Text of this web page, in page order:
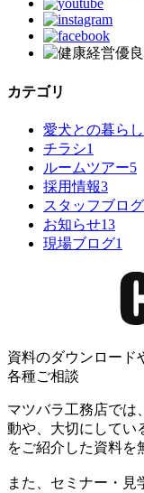
カテゴリ
愛犬との暮ら
チラシ1
ルームツアー5
採用情報3
スタッフブログ
お知らせ13
現場ブログ1
資料のダウンロード
各種ご相談
マツバラ工務店では
動や、大切にしてい
をご紹介した資料を
また、セミナー・見